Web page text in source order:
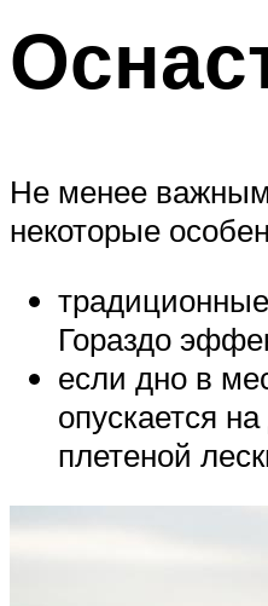
Не менее
некоторые
Гораздо
если дно в
опускается
плетеной